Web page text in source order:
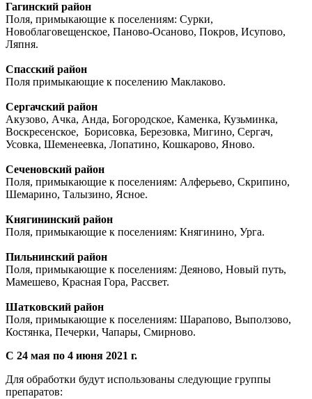
Гагинский район
Поля, примыкающие к поселениям: Сурки,
Новоблаговещенское, Паново-Осаново, Покров, Исупово,
Ляпня.
Спасский район
Поля примыкающие к поселению Маклаково.
Сергачский район
Акузово, Ачка, Анда, Богородское, Каменка, Кузьминка,
Воскресенское, Борисовка, Березовка, Мигино, Сергач,
Усовка, Шеменеевка, Лопатино, Кошкарово, Яново.
Сеченовский район
Поля, примыкающие к поселениям: Алферьево, Скрипино,
Шемарино, Талызино, Ясное.
Княгининский район
Поля, примыкающие к поселениям: Княгинино, Урга.
Пильнинский район
Поля, примыкающие к поселениям: Деяново, Новый путь,
Мамешево, Красная Гора, Рассвет.
Шатковский район
Поля, примыкающие к поселениям: Шарапово, Выползово,
Костянка, Печерки, Чапары, Смирново.
С 24 мая по 4 июня 2021 г.
Для обработки будут использованы следующие группы
препаратов: